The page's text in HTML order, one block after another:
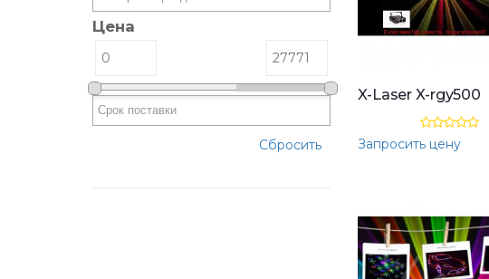
Цена
Сбросить
X-Laser X-rgy500
Запросить цену